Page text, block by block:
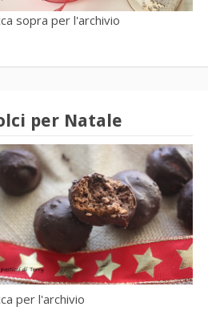
sopra per l'archivio
per Natale
per l'archivio